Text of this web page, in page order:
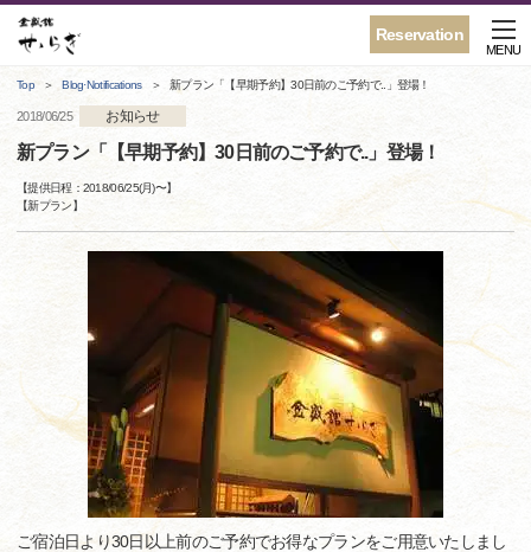
Reservation
MENU
Top Blog·Notifications 新プラン「【早期予約】30日前のご予約で..」登場！
2018/06/25 お知らせ
新プラン「【早期予約】30日前のご予約で..」登場！
【提供日程：2018/06/25(月)〜】
【新プラン】
ご宿泊日より30日以上前のご予約でお得なプランをご用意いたしまし